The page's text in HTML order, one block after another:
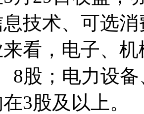
技术、可选
看，电子、
8股；电力设
3股及以上。